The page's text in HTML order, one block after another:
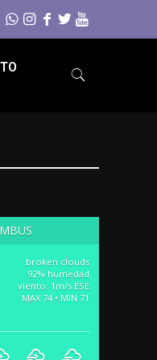
broken clouds
92% humedad
viento: 1m/s ESE
MAX 74 • MIN 71